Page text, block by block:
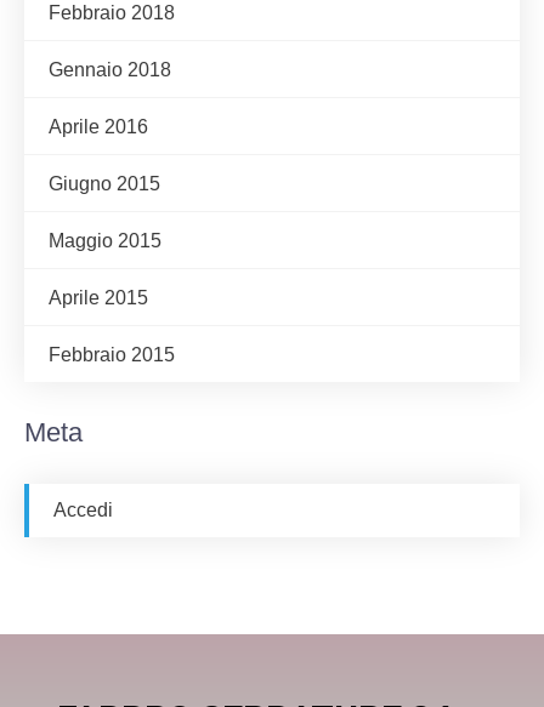
Febbraio 2018
Gennaio 2018
Aprile 2016
Giugno 2015
Maggio 2015
Aprile 2015
Febbraio 2015
Meta
Accedi